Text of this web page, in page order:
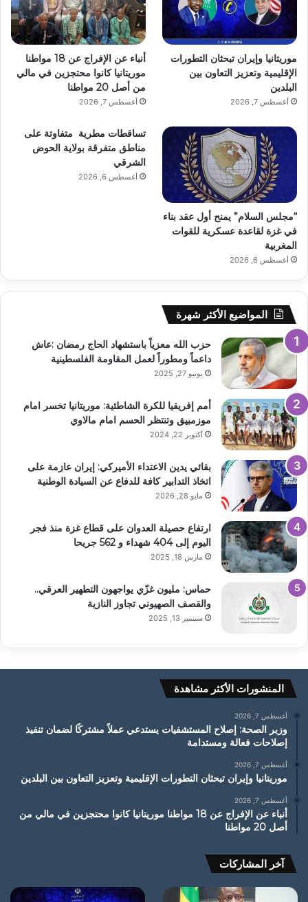
موريتانيا وإيران تبحثان التطورات
الإقليمية وتعزيز التعاون بين
البلدين
أغسطس 7, 2026
أنباء عن الإفراج عن 18 مواطنا
موريتانيا كانوا محتجزين في مالي
من أصل 20 مواطنا
أغسطس 7, 2026
“مجلس السلام” يمنح أول عقد بناء
في غزة لقاعدة عسكرية للقوات
المغربية
أغسطس 6, 2026
تساقطات مطرية متفاوتة على
مناطق متفرقة بولاية الحوض
الشرقي
أغسطس 6, 2026
المواضيع الأكثر شهرة
حزب الله معزياً باستشهاد الحاج رمضان :عاش
داعماً ومطوراً لعمل المقاومة الفلسطينية
يونيو 27, 2025
أمم إفريقيا للكرة الشاطئية: موريتانيا تخسر امام
موزمبيق وتنتظر الحسم امام مالاوي
أكتوبر 22, 2024
بقائي يدين الاعتداء الأميركي: إيران عازمة على
اتخاذ التدابير كافة للدفاع عن السيادة الوطنية
مايو 28, 2026
ارتفاع حصيلة العدوان على قطاع غزة منذ فجر
اليوم إلى 404 شهداء و 562 جريحا
مارس 18, 2025
حماس: مليون غزّي يواجهون التطهير العرقي..
والقصف الصهيوني تجاوز النازية
سبتمبر 13, 2025
المنشورات الأكثر مشاهدة
أغسطس 7, 2026
وزير الصحة: إصلاح المستشفيات يستدعي عملاً مشتركًا لضمان تنفيذ
إصلاحات فعالة ومستدامة
أغسطس 7, 2026
موريتانيا وإيران تبحثان التطورات الإقليمية وتعزيز التعاون بين البلدين
أغسطس 7, 2026
أنباء عن الإفراج عن 18 مواطنا موريتانيا كانوا محتجزين في مالي من
أصل 20 مواطنا
آخر المشاركات